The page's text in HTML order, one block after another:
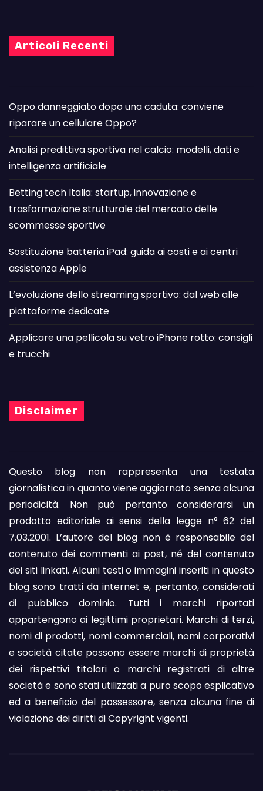
Articoli Recenti
Oppo danneggiato dopo una caduta: conviene
riparare un cellulare Oppo?
Analisi predittiva sportiva nel calcio: modelli, dati e
intelligenza artificiale
Betting tech Italia: startup, innovazione e
trasformazione strutturale del mercato delle
scommesse sportive
Sostituzione batteria iPad: guida ai costi e ai centri
assistenza Apple
L’evoluzione dello streaming sportivo: dal web alle
piattaforme dedicate
Applicare una pellicola su vetro iPhone rotto: consigli
e trucchi
Disclaimer
Questo blog non rappresenta una testata
giornalistica in quanto viene aggiornato senza alcuna
periodicità. Non può pertanto considerarsi un
prodotto editoriale ai sensi della legge n° 62 del
7.03.2001. L’autore del blog non è responsabile del
contenuto dei commenti ai post, né del contenuto
dei siti linkati. Alcuni testi o immagini inseriti in questo
blog sono tratti da internet e, pertanto, considerati
di pubblico dominio. Tutti i marchi riportati
appartengono ai legittimi proprietari. Marchi di terzi,
nomi di prodotti, nomi commerciali, nomi corporativi
e società citate possono essere marchi di proprietà
dei rispettivi titolari o marchi registrati di altre
società e sono stati utilizzati a puro scopo esplicativo
ed a beneficio del possessore, senza alcuna fine di
violazione dei diritti di Copyright vigenti.